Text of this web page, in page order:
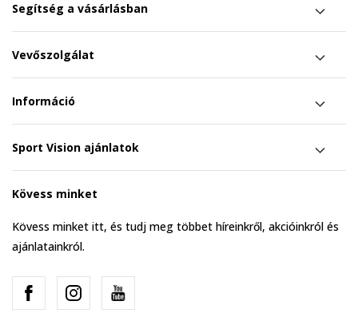
Segítség a vásárlásban
Vevőszolgálat
Információ
Sport Vision ajánlatok
Kövess minket
Kövess minket itt, és tudj meg többet híreinkről, akcióinkról és
ajánlatainkról.